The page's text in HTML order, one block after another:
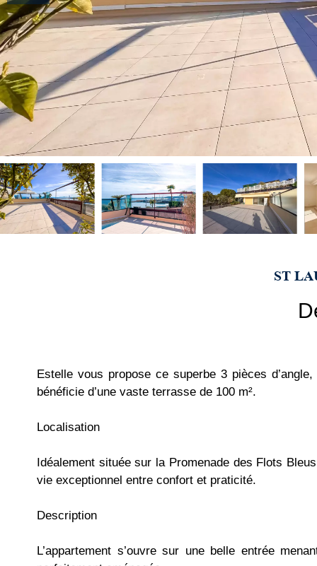
ST
Estelle vous propose ce superbe 3 pièces
bénéficie d’une vaste terrasse de 100 m².
Localisation
Idéalement située sur la Promenade des Flots
vie exceptionnel entre confort et praticité.
Description
L’appartement s’ouvre sur une belle entrée